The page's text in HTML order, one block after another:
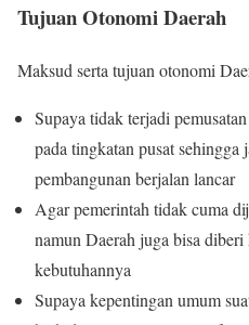
Tujuan Otonomi Daerah
Maksud serta tujuan otonomi
Supaya tidak terjadi
pada tingkatan pusat sehingga
pembangunan berjalan lancar
Agar pemerintah tidak cuma
namun Daerah juga bisa
kebutuhannya
Supaya kepentingan umum